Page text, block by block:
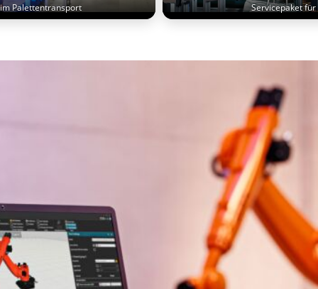
Palettentransport Servicepaket